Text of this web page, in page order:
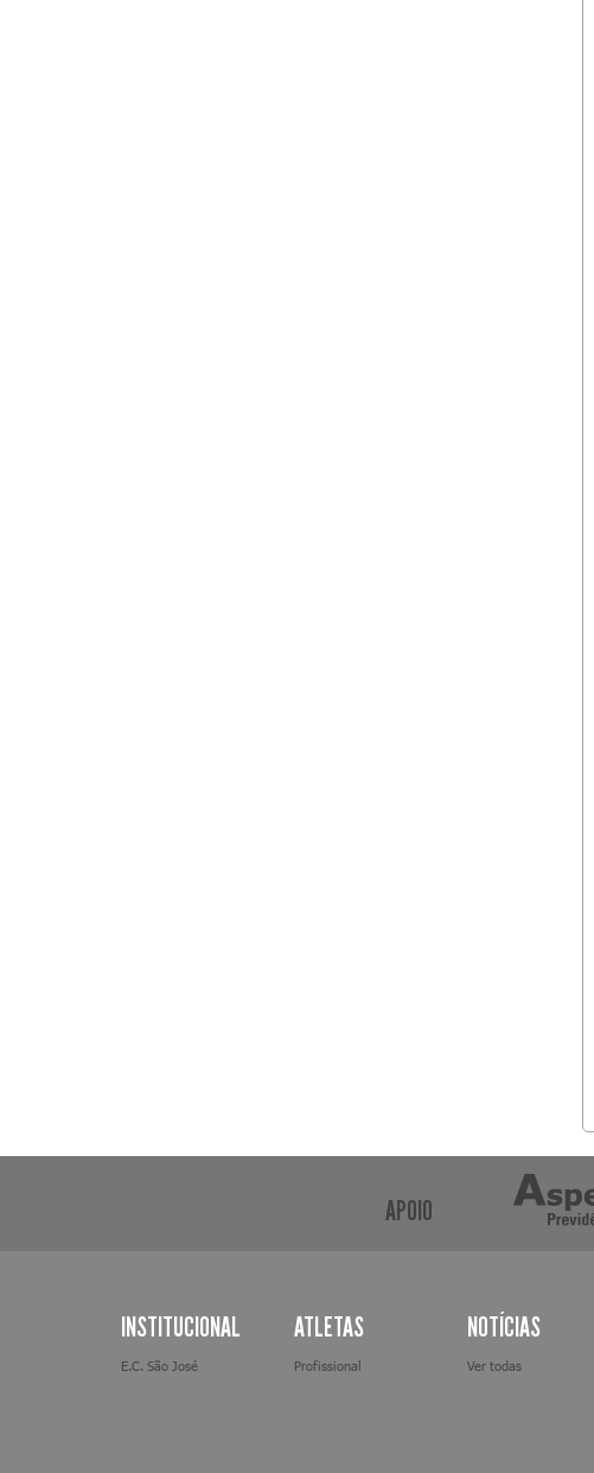
APOIO
INSTITUCIONAL
E.C. São José
ATLETAS
Profissional
NOTÍCIAS
Ver todas